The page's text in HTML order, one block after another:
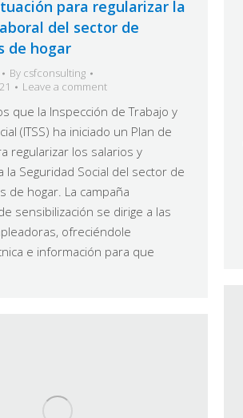
para regularizar la
del sector de
de hogar
By csfconsulting
Leave a comment
que la Inspección de Trabajo y
(ITSS) ha iniciado un Plan de
regularizar los salarios y
la Seguridad Social del sector de
de hogar. La campaña
sensibilización se dirige a las
ofreciéndole
e información para que